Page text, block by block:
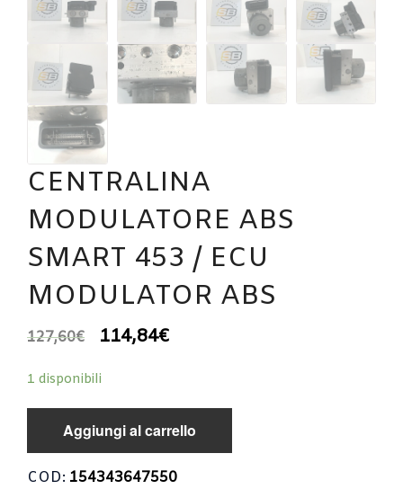
Contatti
CENTRALINA
MODULATORE ABS
SMART 453 / ECU
MODULATOR ABS
127,60€ 114,84€
1 disponibili
Aggiungi al carrello
COD: 154343647550